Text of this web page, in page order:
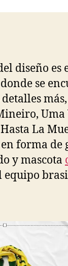
diseño es
se
La
forma de
y mascota
equipo